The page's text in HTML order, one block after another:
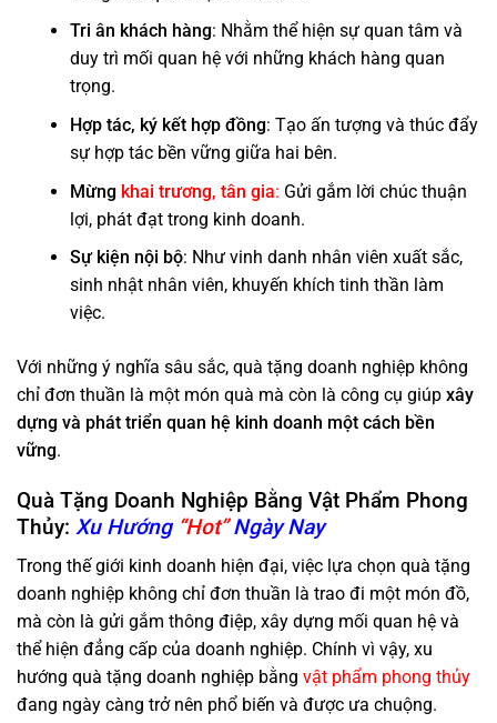
Tri ân khách hàng: Nhằm thể hiện sự quan tâm và
duy trì mối quan hệ với những khách hàng quan
trọng.
Hợp tác, ký kết hợp đồng: Tạo ấn tượng và thúc đẩy
sự hợp tác bền vững giữa hai bên.
Mừng khai trương, tân gia: Gửi gắm lời chúc thuận
lợi, phát đạt trong kinh doanh.
Sự kiện nội bộ: Như vinh danh nhân viên xuất sắc,
sinh nhật nhân viên, khuyến khích tinh thần làm
việc.
Với những ý nghĩa sâu sắc, quà tặng doanh nghiệp không
chỉ đơn thuần là một món quà mà còn là công cụ giúp xây
dựng và phát triển quan hệ kinh doanh một cách bền
vững.
Quà Tặng Doanh Nghiệp Bằng Vật Phẩm Phong
Thủy: Xu Hướng “Hot”Ngày Nay
Trong thế giới kinh doanh hiện đại, việc lựa chọn quà tặng
doanh nghiệp không chỉ đơn thuần là trao đi một món đồ,
mà còn là gửi gắm thông điệp, xây dựng mối quan hệ và
thể hiện đẳng cấp của doanh nghiệp. Chính vì vậy, xu
hướng quà tặng doanh nghiệp bằng vật phẩm phong thủy
đang ngày càng trở nên phổ biến và được ưa chuộng.